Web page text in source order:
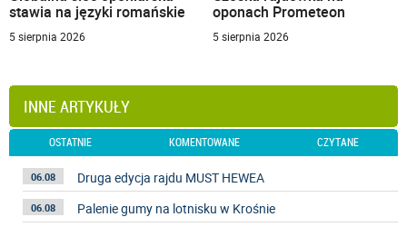
stawia na języki romańskie
5 sierpnia 2026
oponach Prometeon
5 sierpnia 2026
INNE ARTYKUŁY
OSTATNIE KOMENTOWANE CZYTANE
06.08 Druga edycja rajdu MUST HEWEA
06.08 Palenie gumy na lotnisku w Krośnie